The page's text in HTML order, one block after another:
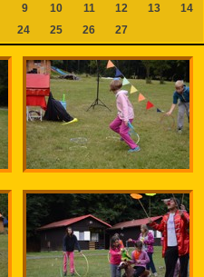
9 10 11 12 13
14
24 25 26 27